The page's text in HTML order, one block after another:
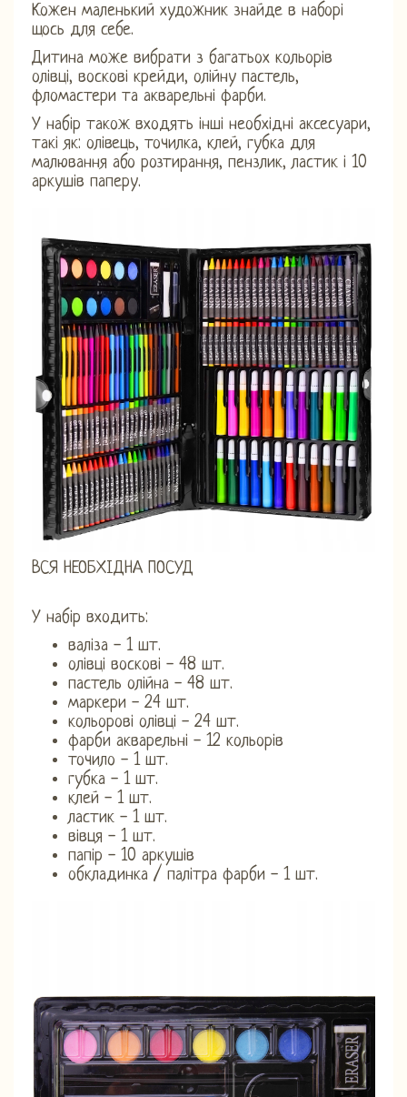
Кожен маленький художник знайде в наборі
щось для себе.
Дитина може вибрати з багатьох кольорів
олівці, воскові крейди, олійну пастель,
фломастери та акварельні фарби.
У набір також входять інші необхідні аксесуари,
такі як: олівець, точилка, клей, губка для
малювання або розтирання, пензлик, ластик і 10
аркушів паперу.
ВСЯ НЕОБХІДНА ПОСУД
У набір входить:
валіза - 1 шт.
олівці воскові - 48 шт.
пастель олійна - 48 шт.
маркери - 24 шт.
кольорові олівці - 24 шт.
фарби акварельні - 12 кольорів
точило - 1 шт.
губка - 1 шт.
клей - 1 шт.
ластик - 1 шт.
вівця - 1 шт.
папір - 10 аркушів
обкладинка / палітра фарби - 1 шт.